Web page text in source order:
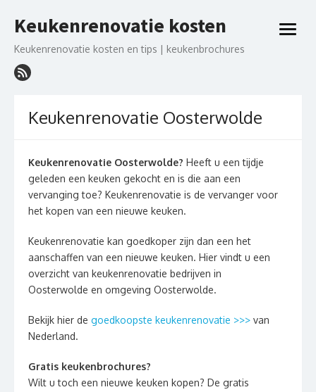
naar
inhoud
Keukenrenovatie kosten
Keukenrenovatie kosten en tips | keukenbrochures
open
Keukenrenovatie Oosterwolde
Keukenrenovatie Oosterwolde? Heeft u een tijdje
geleden een keuken gekocht en is die aan een
vervanging toe? Keukenrenovatie is de vervanger voor
het kopen van een nieuwe keuken.
Keukenrenovatie kan goedkoper zijn dan een het
aanschaffen van een nieuwe keuken. Hier vindt u een
overzicht van keukenrenovatie bedrijven in
Oosterwolde en omgeving Oosterwolde.
Bekijk hier de goedkoopste keukenrenovatie >>> van
Nederland.
Gratis keukenbrochures?
Wilt u toch een nieuwe keuken kopen? De gratis